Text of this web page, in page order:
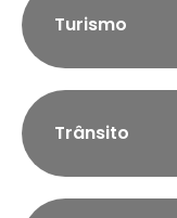
Turismo
Trânsito